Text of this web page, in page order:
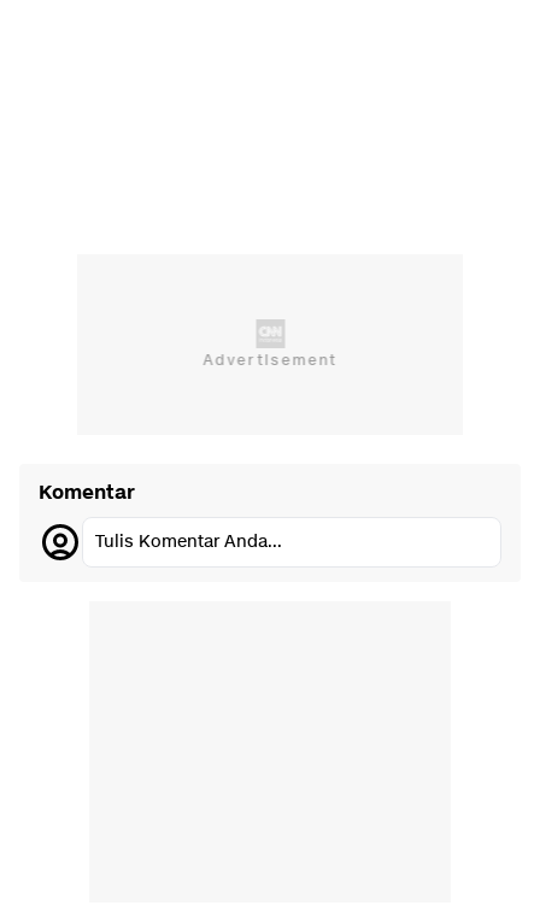
Komentar
Tulis Komentar Anda...